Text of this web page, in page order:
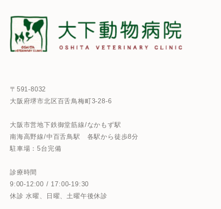
〒591-8032
大阪府堺市北区百舌鳥梅町3-28-6
大阪市営地下鉄御堂筋線/なかもず駅
南海高野線/中百舌鳥駅 各駅から徒歩8分
駐車場：5台完備
診療時間
9:00-12:00 / 17:00-19:30
休診 水曜、日曜、土曜午後休診